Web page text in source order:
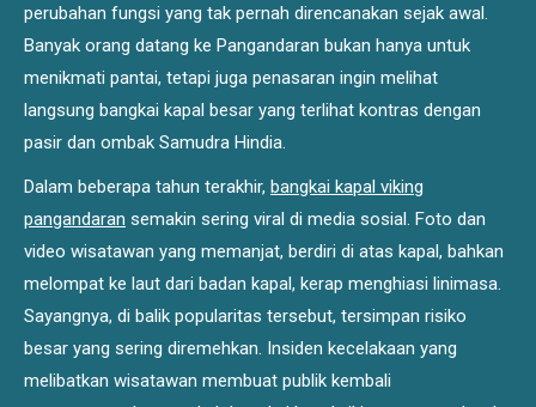
perubahan fungsi yang tak pernah direncanakan sejak awal.
Banyak orang datang ke Pangandaran bukan hanya untuk
menikmati pantai, tetapi juga penasaran ingin melihat
langsung bangkai kapal besar yang terlihat kontras dengan
pasir dan ombak Samudra Hindia.
Dalam beberapa tahun terakhir, bangkai kapal viking
pangandaran semakin sering viral di media sosial. Foto dan
video wisatawan yang memanjat, berdiri di atas kapal, bahkan
melompat ke laut dari badan kapal, kerap menghiasi linimasa.
Sayangnya, di balik popularitas tersebut, tersimpan risiko
besar yang sering diremehkan. Insiden kecelakaan yang
melibatkan wisatawan membuat publik kembali